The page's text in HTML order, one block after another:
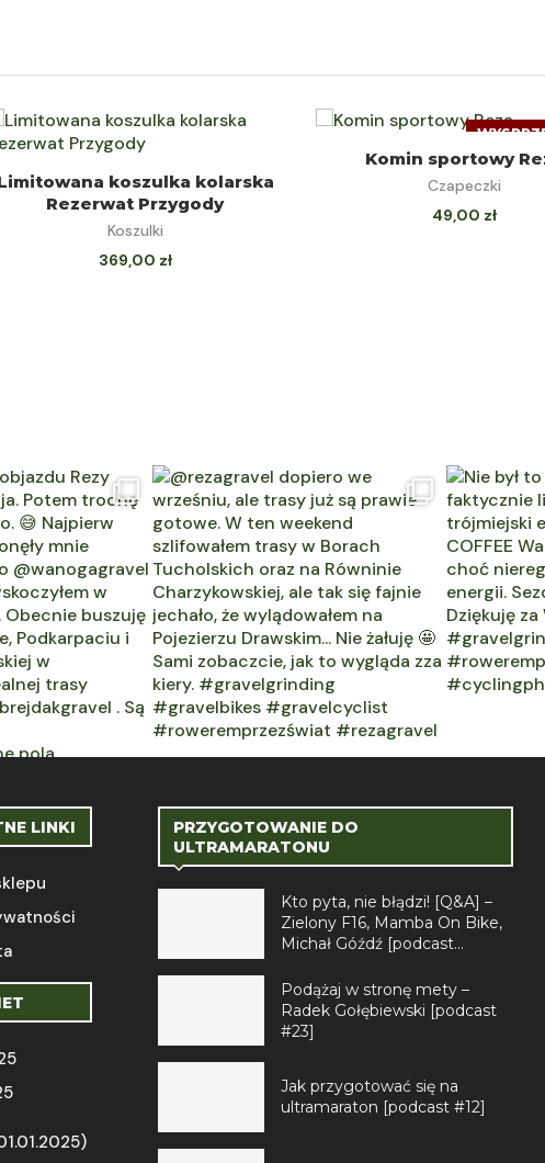
WYBIERZ OPCJE
koszulka kolarska
Rezerwat Przygody
Koszulki
369,00 zł
DOWIEDZ SIĘ WIĘCEJ
Komin sportowy
Czapeczki
49,00 zł
LINKI
PRZYGOTOWANIE DO
ULTRAMARATONU
Kto pyta, nie błądzi! [Q&A] –
Zielony F16, Mamba On Bike,
Michał Góźdź [podcast...
Podążaj w stronę mety –
Radek Gołębiewski [podcast
#23]
Jak przygotować się na
ultramaraton [podcast #12]